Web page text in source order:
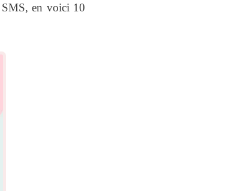
SMS, en voici 10